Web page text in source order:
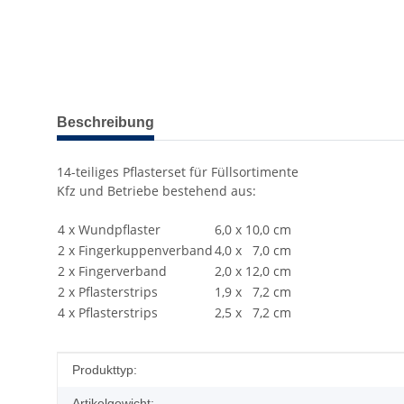
weitere Registerkarten anzeigen
Beschreibung
14-teiliges Pflasterset für Füllsortimente
Kfz und Betriebe bestehend aus:
4 x Wundpflaster
6,0 x 10,0 cm
2 x Fingerkuppenverband4,0 x 7,0 cm
2 x Fingerverband
2,0 x 12,0 cm
2 x Pflasterstrips
1,9 x 7,2 cm
4 x Pflasterstrips
2,5 x 7,2 cm
Produkteigenschaft
Wert
Produkttyp: